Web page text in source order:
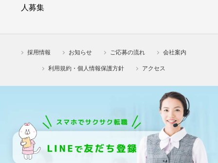
人募集
採用情報 お知らせ ご応募の流れ 会社案内
利用規約・個人情報保護方針 アクセス